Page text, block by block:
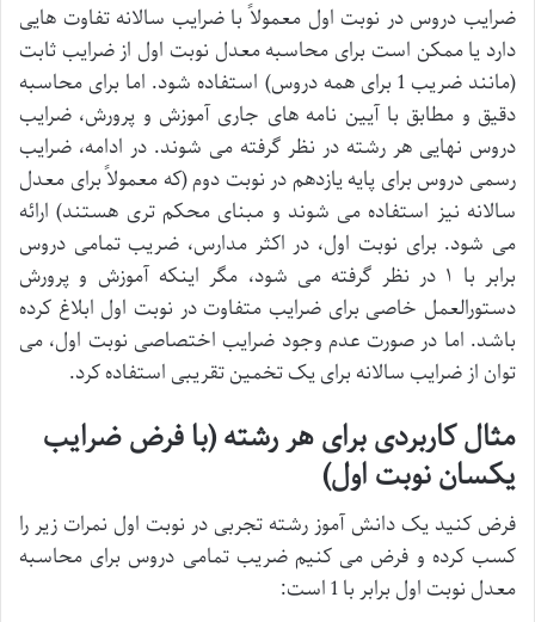
ضرایب دروس در نوبت اول معمولاً با ضرایب سالانه تفاوت هایی
دارد یا ممکن است برای محاسبه معدل نوبت اول از ضرایب ثابت
(مانند ضریب 1 برای همه دروس) استفاده شود. اما برای محاسبه
دقیق و مطابق با آیین نامه های جاری آموزش و پرورش، ضرایب
دروس نهایی هر رشته در نظر گرفته می شوند. در ادامه، ضرایب
رسمی دروس برای پایه یازدهم در نوبت دوم (که معمولاً برای معدل
سالانه نیز استفاده می شوند و مبنای محکم تری هستند) ارائه
می شود. برای نوبت اول، در اکثر مدارس، ضریب تمامی دروس
برابر با ۱ در نظر گرفته می شود، مگر اینکه آموزش و پرورش
دستورالعمل خاصی برای ضرایب متفاوت در نوبت اول ابلاغ کرده
باشد. اما در صورت عدم وجود ضرایب اختصاصی نوبت اول، می
توان از ضرایب سالانه برای یک تخمین تقریبی استفاده کرد.
مثال کاربردی برای هر رشته (با فرض ضرایب
یکسان نوبت اول)
فرض کنید یک دانش آموز رشته تجربی در نوبت اول نمرات زیر را
کسب کرده و فرض می کنیم ضریب تمامی دروس برای محاسبه
معدل نوبت اول برابر با 1 است: